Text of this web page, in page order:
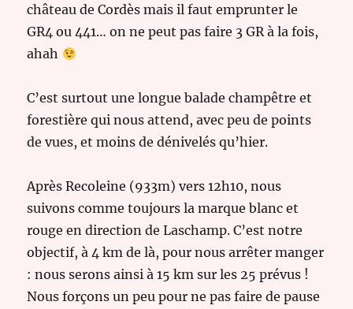
château de Cordès mais il faut emprunter le
GR4 ou 441… on ne peut pas faire 3 GR à la fois,
ahah
C’est surtout une longue balade champêtre et
forestière qui nous attend, avec peu de points
de vues, et moins de dénivelés qu’hier.
Après Recoleine (933m) vers 12h10, nous
suivons comme toujours la marque blanc et
rouge en direction de Laschamp. C’est notre
objectif, à 4 km de là, pour nous arrêter manger
: nous serons ainsi à 15 km sur les 25 prévus !
Nous forçons un peu pour ne pas faire de pause